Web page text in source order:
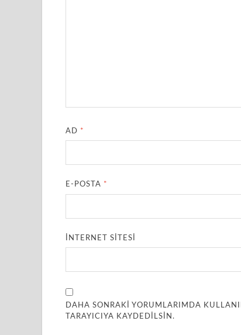
AD *
E-POSTA *
İNTERNET SITESI
DAHA SONRAKI YORUMLARIMDA
TARAYICIYA KAYDEDILSIN.